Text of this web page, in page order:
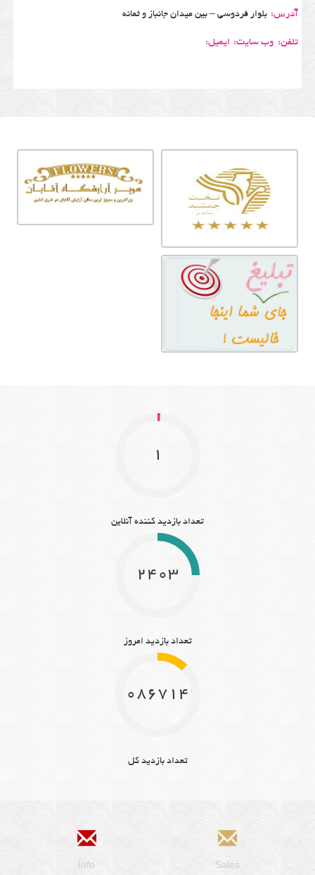
آدرس: بلوار فردوسی – بین میدان جانباز و ثمانه
تلفن: وب سایت: ایمیل:
1
تعداد بازدید کننده آنلاین
2403
تعداد بازدید امروز
10867142
تعداد بازدید کل
Info Sales